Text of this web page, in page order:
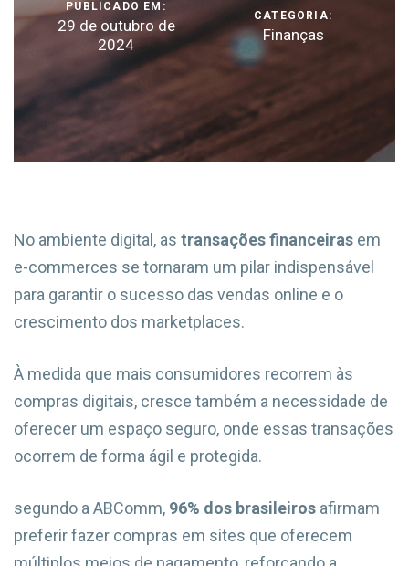
PUBLICADO EM:
29 de outubro de
2024
CATEGORIA:
Finanças
No ambiente digital, as transações financeiras em
e-commerces se tornaram um pilar indispensável
para garantir o sucesso das vendas online e o
crescimento dos marketplaces.
À medida que mais consumidores recorrem às
compras digitais, cresce também a necessidade de
oferecer um espaço seguro, onde essas transações
ocorrem de forma ágil e protegida.
segundo a ABComm, 96% dos brasileiros afirmam
preferir fazer compras em sites que oferecem